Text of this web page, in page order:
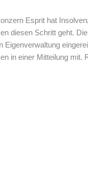
Esprit hat
diesen Schritt geht.
Eigenverwaltung
in einer Mitteilung mit.